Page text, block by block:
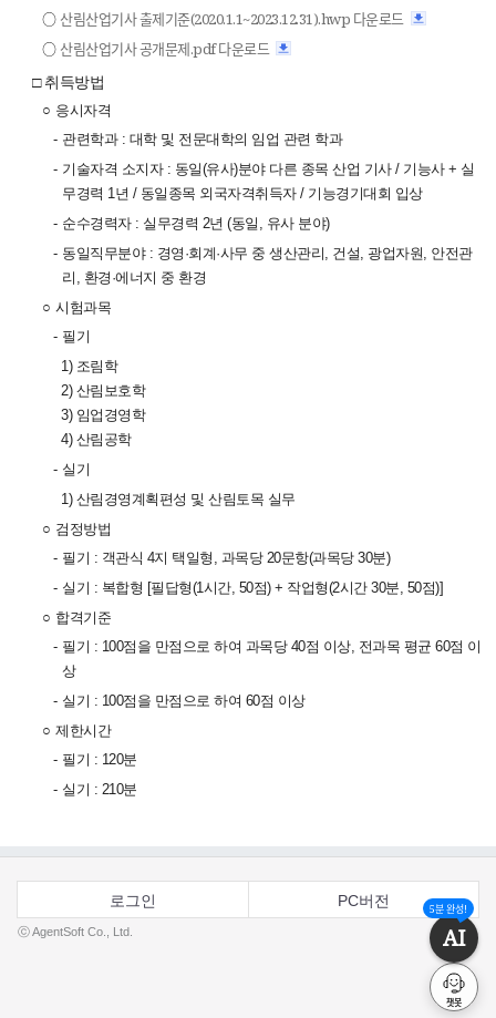
○ 산림산업기사 출제기준(2020.1.1~2023.12.31).hwp 다운로드
○ 산림산업기사 공개문제.pdf 다운로드
□ 취득방법
○ 응시자격
- 관련학과 : 대학 및 전문대학의 임업 관련 학과
- 기술자격 소지자 : 동일(유사)분야 다른 종목 산업 기사 / 기능사 + 실
무경력 1년 / 동일종목 외국자격취득자 / 기능경기대회 입상
- 순수경력자 : 실무경력 2년 (동일, 유사 분야)
- 동일직무분야 : 경영·회계·사무 중 생산관리, 건설, 광업자원, 안전관
리, 환경·에너지 중 환경
○ 시험과목
- 필기
1) 조림학
2) 산림보호학
3) 임업경영학
4) 산림공학
- 실기
1) 산림경영계획편성 및 산림토목 실무
○ 검정방법
- 필기 : 객관식 4지 택일형, 과목당 20문항(과목당 30분)
- 실기 : 복합형 [필답형(1시간, 50점) + 작업형(2시간 30분, 50점)]
○ 합격기준
- 필기 : 100점을 만점으로 하여 과목당 40점 이상, 전과목 평균 60점 이
상
- 실기 : 100점을 만점으로 하여 60점 이상
○ 제한시간
- 필기 : 120분
- 실기 : 210분
로그인 PC버전
ⓒ AgentSoft Co., Ltd.
5분 완성!
AI
챗봇